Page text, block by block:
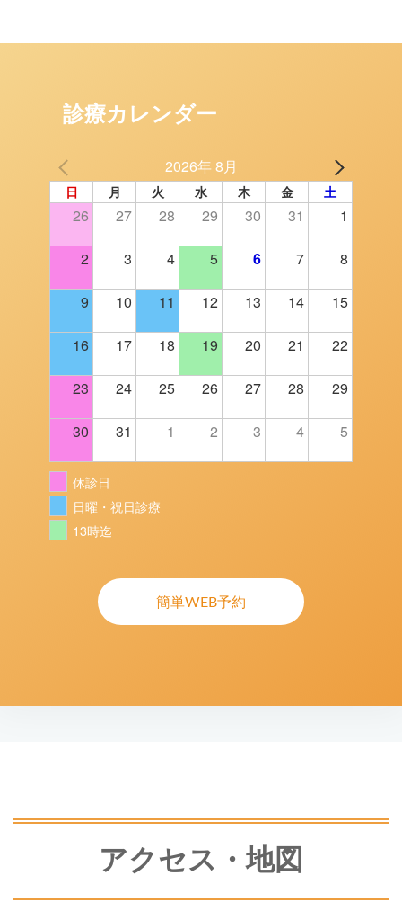
診療カレンダー
2026年 8月
日 月 火 水 木 金 土
26 27 28 29 30 31 1
2 3 4 5 6 7 8
9 10 11 12 13 14 15
16 17 18 19 20 21 22
23 24 25 26 27 28 29
30 31 1 2 3 4 5
休診日
日曜・祝日診療
13時迄
簡単WEB予約
アクセス・地図